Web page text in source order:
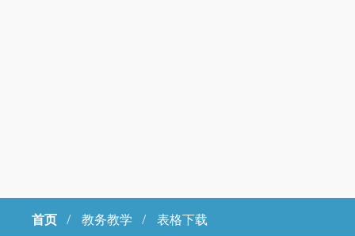
首页 / 教务教学 / 表格下载